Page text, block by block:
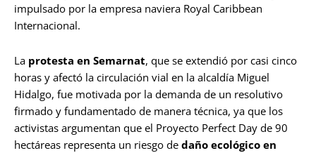
impulsado por la empresa naviera Royal Caribbean
Internacional.
La protesta en Semarnat, que se extendió por casi cinco
horas y afectó la circulación vial en la alcaldía Miguel
Hidalgo, fue motivada por la demanda de un resolutivo
firmado y fundamentado de manera técnica, ya que los
activistas argumentan que el Proyecto Perfect Day de 90
hectáreas representa un riesgo de daño ecológico en